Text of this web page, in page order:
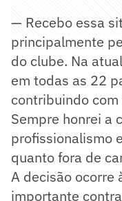
— Recebo essa
principalmente
do clube. Na
em todas as 22
contribuindo
Sempre honrei a
profissionalismo
quanto fora de
A decisão ocorre
importante